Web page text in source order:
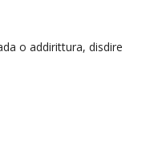
o addirittura, disdire